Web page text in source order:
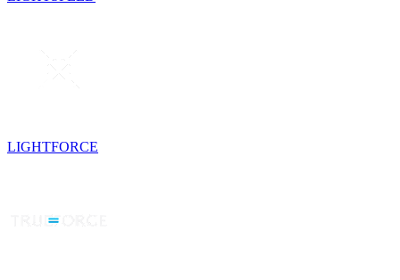
LIGHTFORCE